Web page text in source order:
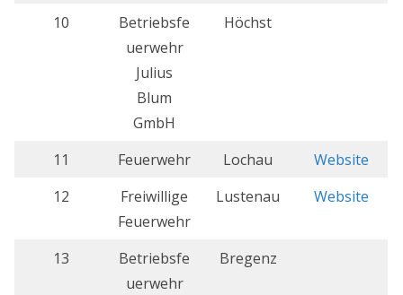
10
Betriebsfe
uerwehr
Julius
Blum
GmbH
Höchst
11 Feuerwehr Lochau
Website
12
Freiwillige
Feuerwehr
Lustenau Website
13
Betriebsfe
uerwehr
Bregenz